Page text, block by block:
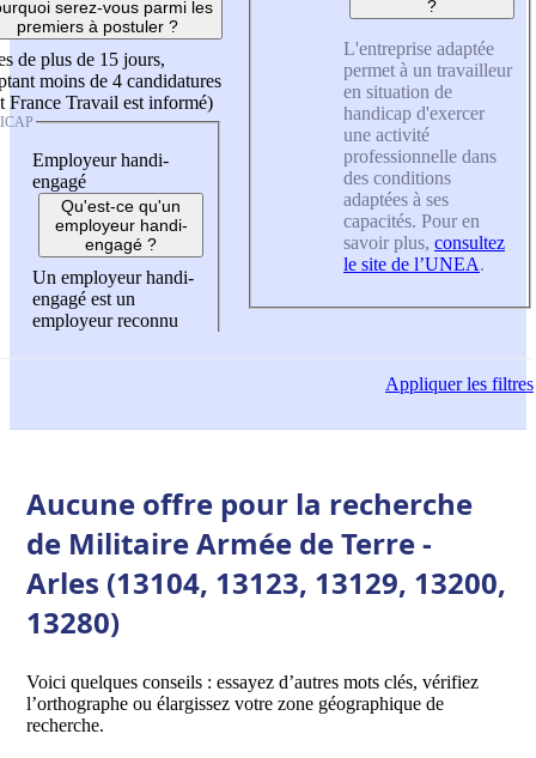
serez-vous parmi les
premiers à postuler ?
de plus de 15 jours,
moins de 4 candidatures
France Travail est informé)
Employeur handi-
engagé
Qu'est-ce qu'un
employeur handi-
engagé ?
Un employeur handi-
engagé est un
employeur reconnu
?
L'entreprise adaptée
permet à un travailleur
en situation de
handicap d'exercer
une activité
professionnelle dans
des conditions
adaptées à ses
capacités. Pour en
savoir plus, consultez
le site de l’UNEA.
Appliquerles filtres
Aucune offre pour la recherche
de Militaire Armée de Terre -
Arles (13104, 13123, 13129, 13200,
13280)
Voici quelques conseils : essayez d’autres mots clés, vérifiez
l’orthographe ou élargissez votre zone géographique de
recherche.